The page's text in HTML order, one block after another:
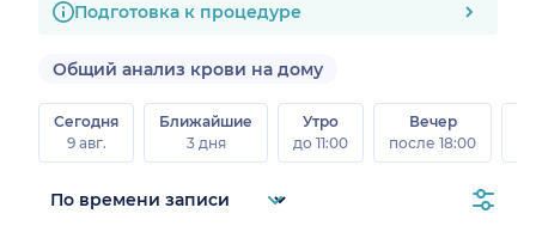
Подготовка к процедуре
Общий анализ крови на дому
Сегодня
9 авг.
Ближайшие
3 дня
Утро
до 11:00
Вечер
после 18:00